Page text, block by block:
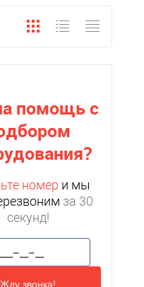
помощь с
номер и мы
за 30
секунд!
Жду звонка!